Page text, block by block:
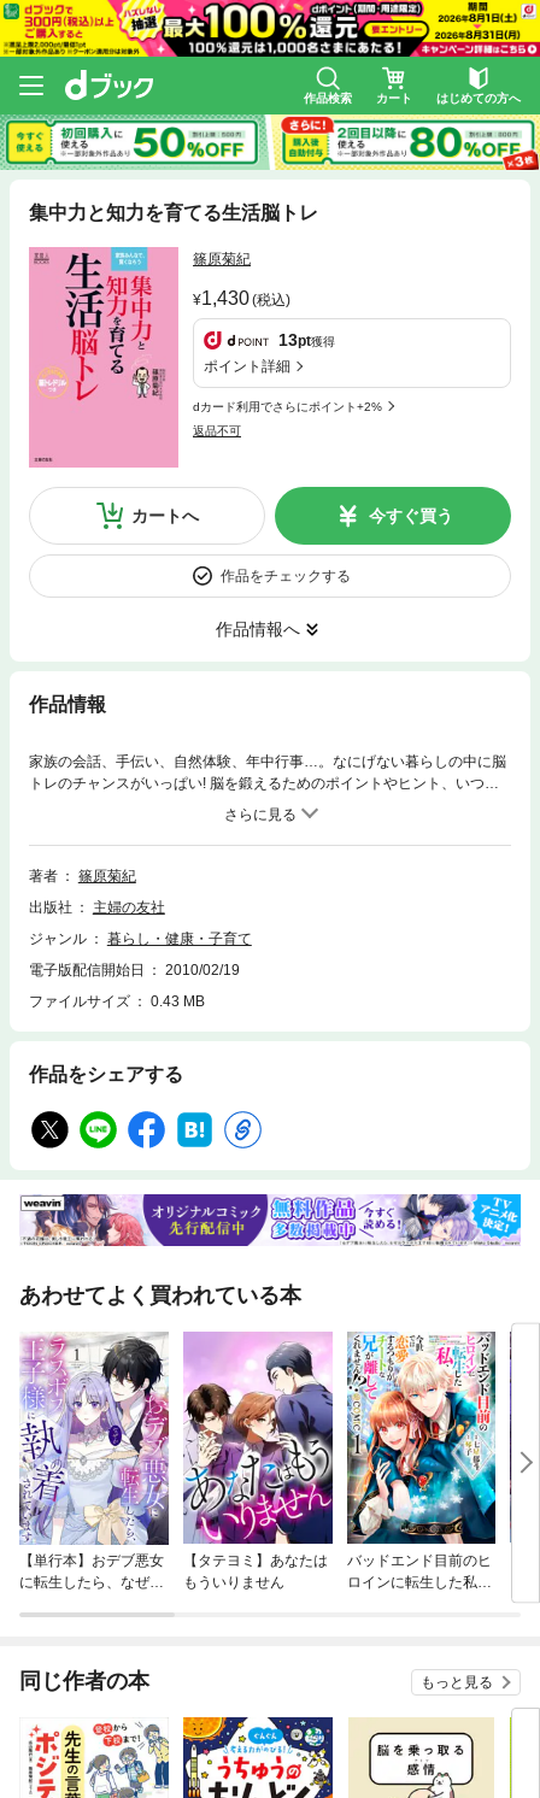
作品検索 カート はじめての方へ
集中力と知力を育てる生活脳トレ
篠原菊紀
1,430(税込)
13pt獲得
ポイント詳細
dカード利用でさらにポイント+2%
返品不可
カートへ 今すぐ買う
作品をチェックする
作品情報へ
作品情報
家族の会話、手伝い、自然体験、年中行事…。なにげない暮らしの中に脳
トレのチャンスがいっぱい! 脳を鍛えるためのポイントやヒント、いつで
もどこでもできる脳トレゲームと脳トレドリルなどを紹介する。
著者
篠原菊紀
出版社
主婦の友社
ジャンル
暮らし・健康・子育て
電子版配信開始日
2010/02/19
ファイルサイズ
0.43 MB
作品をシェアする
あわせてよく買われている本
【単行本】おデブ悪女
に転生したら、なぜか
【タテヨミ】あなたは
もういりません
バッドエンド目前のヒ
ロインに転生した私、
同じ作者の本 もっと見る